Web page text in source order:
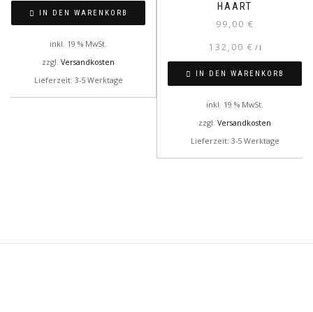
IN DEN WARENKORB
inkl. 19 % MwSt.
zzgl. Versandkosten
Lieferzeit: 3-5 Werktage
AART
99,00 €
132,00 € / l
IN DEN WARENKORB
inkl. 19 % MwSt.
zzgl. Versandkosten
Lieferzeit: 3-5 Werktage